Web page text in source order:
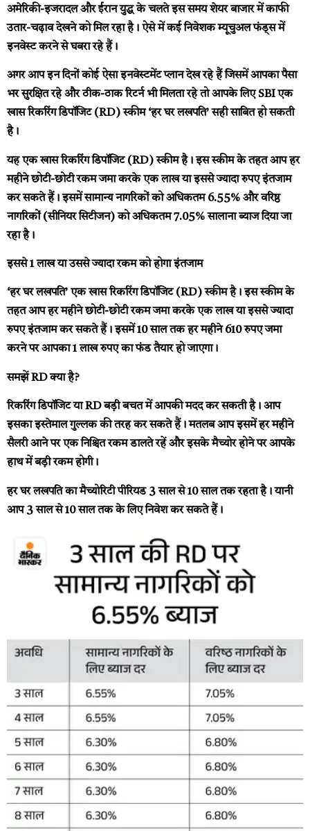
अमेरिकी-इजरादल और ईरान युद्ध के चलते इस समय शेयर बाजार में काफी
उतार-चढ़ाव देखने को मिल रहा है। ऐसे में कई निवेशक म्यूचुअल फंड्स में
इनवेस्ट करने से घबरा रहे हैं।
अगर आप इन दिनों कोई ऐसा इनवेस्टमेंट प्लान देख रहे हैं जिसमें आपका पैसा
भर सुरक्षित रहे और ठीक-ठाक रिटर्न भी मिलता रहे तो आपके लिए SBI एक
खास रिकरिंग डिपॉजिट (RD) स्कीम ‘हर घर लखपति’ सही साबित हो सकती
है।
यह एक खास रिकरिंग डिपॉजिट (RD) स्कीम है। इस स्कीम के तहत आप हर
महीने छोटी-छोटी रकम जमा करके एक लाख या इससे ज्यादा रुपए इंतजाम
कर सकते हैं। इसमें सामान्य नागरिकों को अधिकतम 6.55% और वरिष्ठ
नागरिकों (सीनियर सिटीजन) को अधिकतम 7.05% सालाना ब्याज दिया जा
रहा है।
इससे 1 लाख या उससे ज्यादा रकम को होगा इंतजाम
‘हर घर लखपति’ एक खास रिकरिंग डिपॉजिट (RD) स्कीम है। इस स्कीम के
तहत आप हर महीने छोटी-छोटी रकम जमा करके एक लाख या इससे ज्यादा
रुपए इंतजाम कर सकते हैं। इसमें 10 साल तक हर महीने 610 रुपए जमा
करने पर आपका 1 लाख रुपए का फंड तैयार हो जाएगा।
समझें RD क्या है?
रिकरिंग डिपॉजिट या RD बड़ी बचत में आपकी मदद कर सकती है। आप
इसका इस्‍तेमाल गुल्लक की तरह कर सकते हैं। मतलब आप इसमें हर महीने
सैलरी आने पर एक निश्चित रकम डालते रहें और इसके मैच्योर होने पर आपके
हाथ में बड़ी रकम होगी।
हर घर लखपति का मैच्योरिटी पीरियड 3 साल से 10 साल तक रहता है। यानी
आप 3 साल से 10 साल तक के लिए निवेश कर सकते हैं।